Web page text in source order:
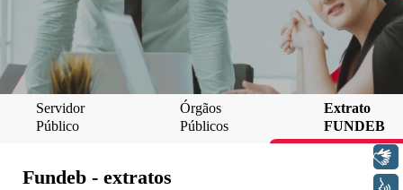
Servidor
Público
Órgãos
Públicos
Extrato
FUNDEB
Fundeb - extratos